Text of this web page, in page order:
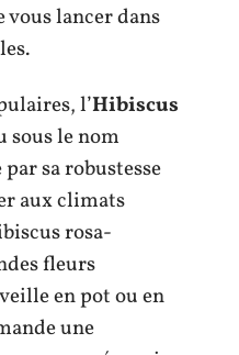
lancer dans
l’Hibiscus
sous le nom
sa robustesse
aux climats
rosa-
fleurs
en pot ou en
une